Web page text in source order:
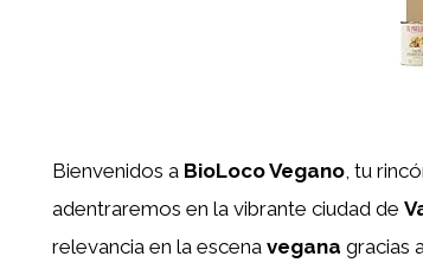
Bienvenidos a BioLoco Vegano, tu
adentraremos en la vibrante ciudad de
relevancia en la escena vegana gracias